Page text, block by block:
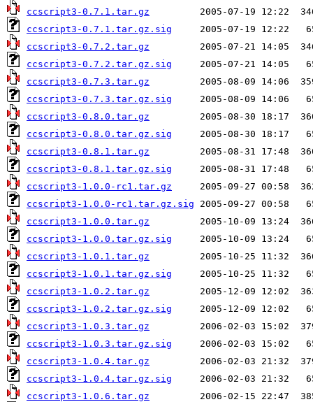
ccscript3-0.7.1.tar.gz
ccscript3-0.7.1.tar.gz.sig
ccscript3-0.7.2.tar.gz
ccscript3-0.7.2.tar.gz.sig
ccscript3-0.7.3.tar.gz
ccscript3-0.7.3.tar.gz.sig
ccscript3-0.8.0.tar.gz
ccscript3-0.8.0.tar.gz.sig
ccscript3-0.8.1.tar.gz
ccscript3-0.8.1.tar.gz.sig
ccscript3-1.0.0-rc1.tar.gz
ccscript3-1.0.0-rc1.tar.gz.sig
ccscript3-1.0.0.tar.gz
ccscript3-1.0.0.tar.gz.sig
ccscript3-1.0.1.tar.gz
ccscript3-1.0.1.tar.gz.sig
ccscript3-1.0.2.tar.gz
ccscript3-1.0.2.tar.gz.sig
ccscript3-1.0.3.tar.gz
ccscript3-1.0.3.tar.gz.sig
ccscript3-1.0.4.tar.gz
ccscript3-1.0.4.tar.gz.sig
ccscript3-1.0.6.tar.gz